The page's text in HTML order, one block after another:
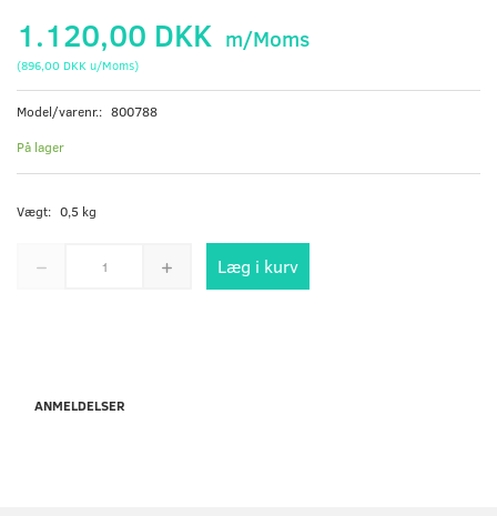
1.120,00 DKK m/Moms
(896,00 DKK u/Moms)
Model/varenr.: 800788
På lager
Vægt: 0,5 kg
Læg i kurv
ANMELDELSER